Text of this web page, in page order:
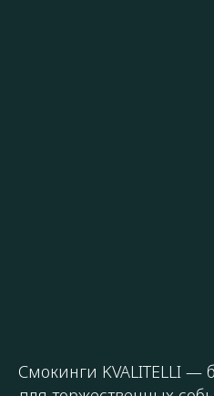
Смокинги KVALITELLI —